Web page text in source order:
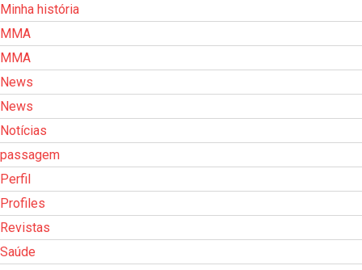
Minha história
MMA
MMA
News
News
Notícias
passagem
Perfil
Profiles
Revistas
Saúde